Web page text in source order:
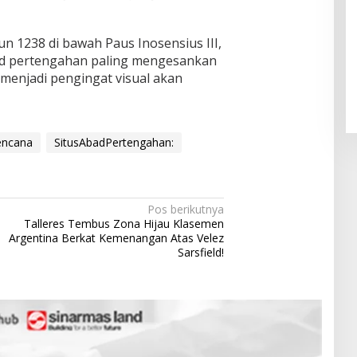
1238 di bawah Paus Inosensius III,
pertengahan paling mengesankan
pengingat visual akan
SitusAbadPertengahan:
Pos berikutnya
Talleres Tembus Zona Hijau Klasemen
Argentina Berkat Kemenangan Atas Velez
Sarsfield!
Pendaftaran Istana Dibuka,
Warga Berebut Kuota
Di Daerah, Nasional